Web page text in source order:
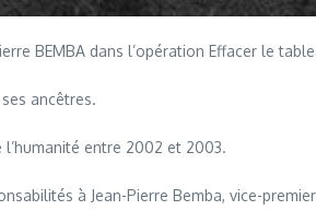
BEMBA dans l’opération Effacer le
ancêtres.
entre 2002 et 2003.
à Jean-Pierre Bemba, vice-